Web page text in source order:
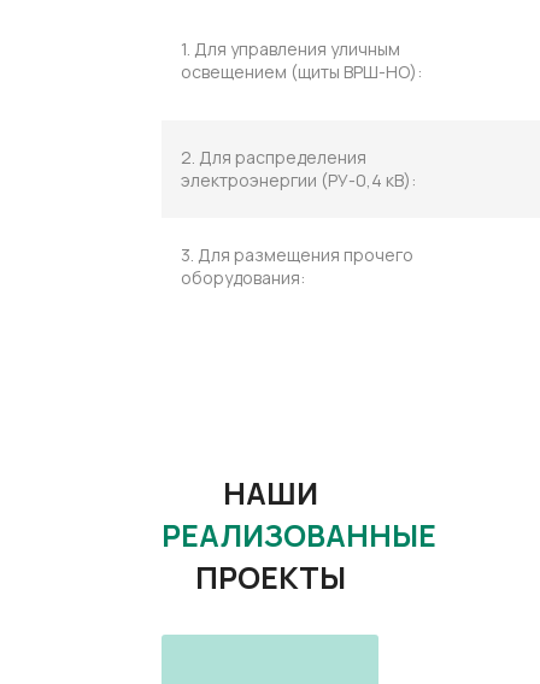
1. Для управления уличным
освещением (щиты ВРШ-НО):
2. Для распределения
электроэнергии (РУ-0,4 кВ):
3. Для размещения прочего
оборудования:
НАШИ
РЕАЛИЗОВАННЫЕ
ПРОЕКТЫ